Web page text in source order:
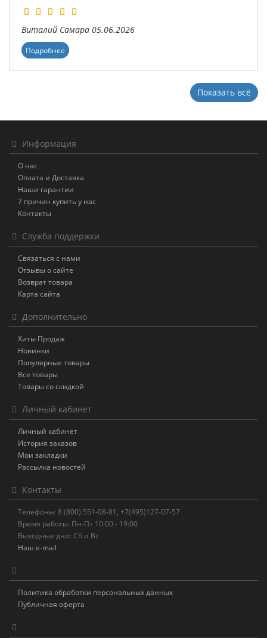
Виталий Самара 05.06.2026
Подробнее
Показать всё
Информация
О нас
Оплата и Доставка
Наши гарантии
7 причин купить у нас
Контакты
Служба поддержки
Связаться с нами
Отзывы о сайте
Возврат товара
Карта сайта
Дополнительно
Хиты Продаж
Новинки
Популярные товары
Все товары
Товары со скидкой
Личный кабинет
Личный кабинет
История заказов
Мои закладки
Рассылка новостей
Контакты
Телефоны: 8 (800) 551-08-81, +7(495)127-07-57
Время работы: Пн-Пт 10:00 - 19:00
Выходные дни: Сб и Вс
Наш e-mail
Политика обработки персональных данных
Публичная оферта